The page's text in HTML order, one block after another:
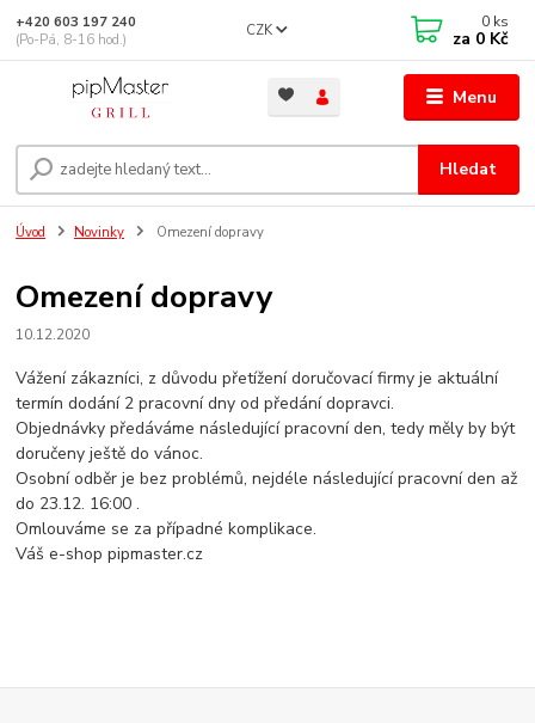
Menu
CZK
Hledat
+420 603 197 240
(Po-Pá, 8-16 hod.)
0 ks
za 0 Kč
Úvod Novinky Omezení dopravy
Omezení dopravy
10.12.2020
Vážení zákazníci, z důvodu přetížení doručovací firmy je aktuální
termín dodání 2 pracovní dny od předání dopravci.
Objednávky předáváme následující pracovní den, tedy měly by být
doručeny ještě do vánoc.
Osobní odběr je bez problémů, nejdéle následující pracovní den až
do 23.12. 16:00 .
Omlouváme se za případné komplikace.
Váš e-shop pipmaster.cz